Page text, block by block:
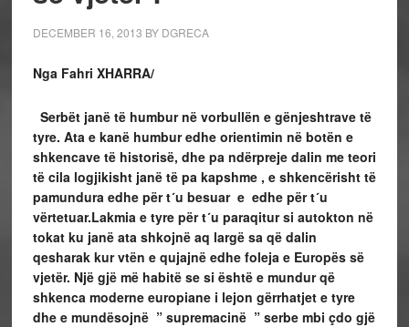
DECEMBER 16, 2013 BY DGRECA
Nga Fahri XHARRA/
Serbët janë të humbur në vorbullën e gënjeshtrave të
tyre. Ata e kanë humbur edhe orientimin në botën e
shkencave të historisë, dhe pa ndërpreje dalin me teori
të cila logjikisht janë të pa kapshme , e shkencërisht të
pamundura edhe për t´u besuar e edhe për t´u
vërtetuar.Lakmia e tyre për t´u paraqitur si autokton në
tokat ku janë ata shkojnë aq largë sa që dalin
qesharak kur vtën e qujajnë edhe foleja e Europës së
vjetër. Një gjë më habitë se si është e mundur që
shkenca moderne europiane i lejon gërrhatjet e tyre
dhe e mundësojnë ” supremacinë ” serbe mbi çdo gjë